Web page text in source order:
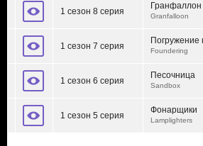
1 сезон 8 серия
Гранфаллон
Granfalloon
1 сезон 7 серия
Погружение
Foundering
1 сезон 6 серия
Песочница
Sandbox
1 сезон 5 серия
Фонарщики
Lamplighters